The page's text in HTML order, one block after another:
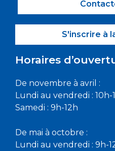
S'inscrire à
Horaires
De novembre à avril :
Lundi au vendredi : 10h-
Samedi : 9h-12h
De mai à octobre :
Lundi au vendredi : 9h-